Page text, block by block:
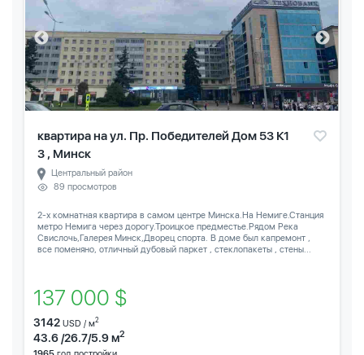
квартира на ул. Пр. Победителей Дом 53 К1
3 , Минск
Центральный район
89 просмотров
2-х комнатная квартира в самом центре Минска.На Немиге.Станция
метро Немига через дорогу.Троицкое предместье.Рядом Река
Свислочь,Галерея Минск,Дворец спорта. В доме был капремонт ,
все поменяно, отличный дубовый паркет , стеклопакеты , стены...
137 000 $
3142 USD / м2
43.6 /26.7/5.9 м2